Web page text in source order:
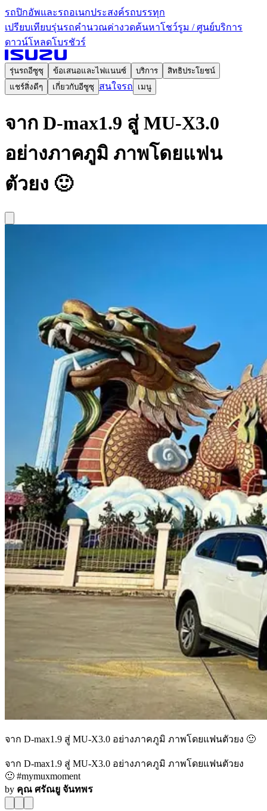
รถปิกอัพและรถอเนกประสงค์รถบรรทุก
เปรียบเทียบรุ่นรถคำนวณค่างวดค้นหาโชว์รูม / ศูนย์บริการ
ดาวน์โหลดโบรชัวร์
รุ่นรถอีซูซุ ข้อเสนอและไฟแนนซ์ บริการ
สิทธิประโยชน์
แชร์สิ่งดีๆ
เกี่ยวกับอีซูซุ สนใจรถ เมนู
จาก D-max1.9 สู่ MU-X3.0
อย่างภาคภูมิ ภาพโดยแฟน
ตัวยง 🙂
จาก D-max1.9 สู่ MU-X3.0 อย่างภาคภูมิ ภาพโดยแฟนตัวยง 🙂
จาก D-max1.9 สู่ MU-X3.0 อย่างภาคภูมิ ภาพโดยแฟนตัวยง
🙂 #mymuxmoment
by คุณ ศรัณยู จันทพร